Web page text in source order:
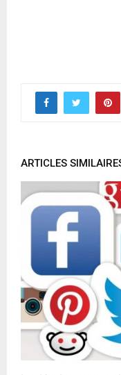
ARTICLES